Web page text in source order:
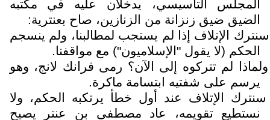
المجلس التأسيسي، يدخلان عليه في مكتبه
الضيق ضيق زنزانة من الزنازين، صاح بعنترية:
سنترك الإتلاف إذا لم يستجب لمطالبنا، ولم ينسجم
الحكم (لا يقول "الإسلاميون") مع مواقفنا.
ولماذا لم تتركوه إلى الآن؟ رمى فرانك لانج، وهو
يرسم على شفتيه ابتسامة ماكرة.
سنترك الإتلاف عند أول خطأ يرتكبه الحكم، ولا
نستطيع تقويمه، عاد مصطفى بن عنتر يصيح